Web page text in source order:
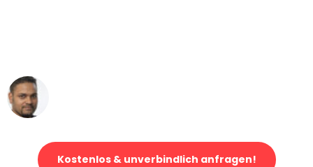
Kostenlos & unverbindlich anfragen!